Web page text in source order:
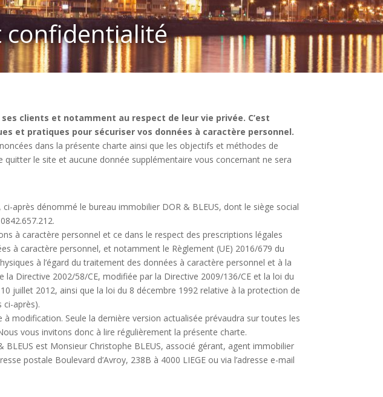
confidentialité
clients et notamment au respect de leur vie privée. C’est
et pratiques pour sécuriser vos données à caractère personnel.
dans la présente charte ainsi que les objectifs et méthodes de
le site et aucune donnée supplémentaire vous concernant ne sera
après dénommé le bureau immobilier DOR & BLEUS, dont le siège social
à caractère personnel et ce dans le respect des prescriptions légales
à caractère personnel, et notamment le Règlement (UE) 2016/679 du
à l’égard du traitement des données à caractère personnel et à la
Directive 2002/58/CE, modifiée par la Directive 2009/136/CE et la loi du
juillet 2012, ainsi que la loi du 8 décembre 1992 relative à la protection de
ci-après).
modification. Seule la dernière version actualisée prévaudra sur toutes les
vous invitons donc à lire régulièrement la présente charte.
est Monsieur Christophe BLEUS, associé gérant, agent immobilier
postale Boulevard d’Avroy, 238B à 4000 LIEGE ou via l’adresse e-mail